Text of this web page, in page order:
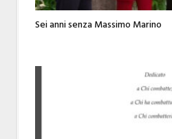
Sei anni senza Massimo Marino